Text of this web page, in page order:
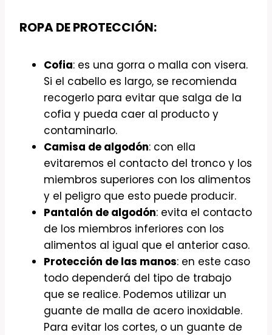
ROPA DE PROTECCIÓN:
Cofia: es una gorra o malla con visera.
Si el cabello es largo, se recomienda
recogerlo para evitar que salga de la
cofia y pueda caer al producto y
contaminarlo.
Camisa de algodón: con ella
evitaremos el contacto del tronco y los
miembros superiores con los alimentos
y el peligro que esto puede producir.
Pantalón de algodón: evita el contacto
de los miembros inferiores con los
alimentos al igual que el anterior caso.
Protección de las manos: en este caso
todo dependerá del tipo de trabajo
que se realice. Podemos utilizar un
guante de malla de acero inoxidable.
Para evitar los cortes, o un guante de